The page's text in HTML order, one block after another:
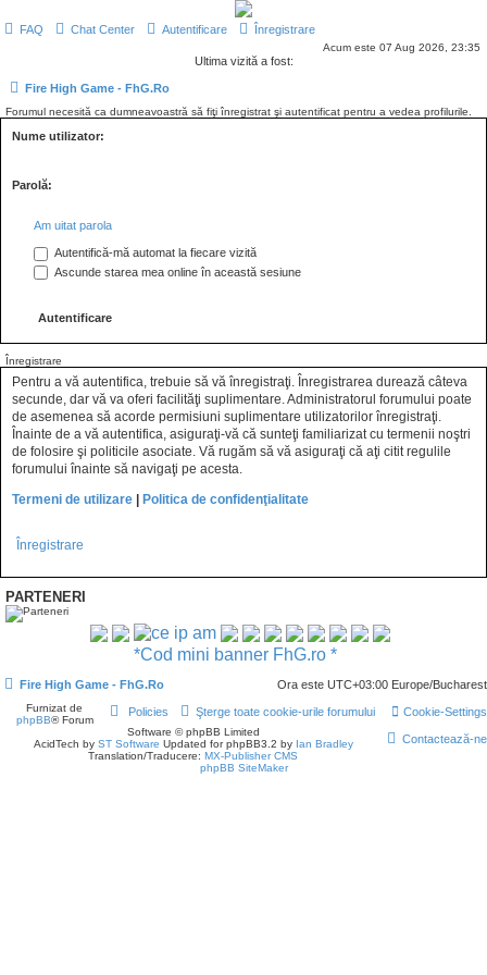
FAQ Chat Center Autentificare Înregistrare
Acum este 07 Aug 2026, 23:35
Ultima vizită a fost:
Fire High Game - FhG.Ro
Forumul necesită ca dumneavoastră să fiţi înregistrat şi autentificat pentru a vedea profilurile.
Nume utilizator:
Parolă:
Am uitat parola
Autentifică-mă automat la fiecare vizită
Ascunde starea mea online în această sesiune
Înregistrare
Pentru a vă autentifica, trebuie să vă înregistraţi. Înregistrarea durează câteva
secunde, dar vă va oferi facilităţi suplimentare. Administratorul forumului poate
de asemenea să acorde permisiuni suplimentare utilizatorilor înregistraţi.
Înainte de a vă autentifica, asiguraţi-vă că sunteţi familiarizat cu termenii noştri
de folosire şi politicile asociate. Vă rugăm să vă asiguraţi că aţi citit regulile
forumului înainte să navigaţi pe acesta.
Termeni de utilizare
Politica de confidenţialitate
Înregistrare
PARTENERI
*Cod mini banner FhG.ro *
Fire High Game - FhG.Ro Ora este UTC+03:00 Europe/Bucharest
Cookie-Settings
Şterge toate cookie-urile forumului
Policies
Contactează-ne
Furnizat de
phpBB® Forum
Software © phpBB Limited
AcidTech by ST Software Updated for phpBB3.2 by Ian Bradley
Translation/Traducere: MX-Publisher CMS
phpBB SiteMaker